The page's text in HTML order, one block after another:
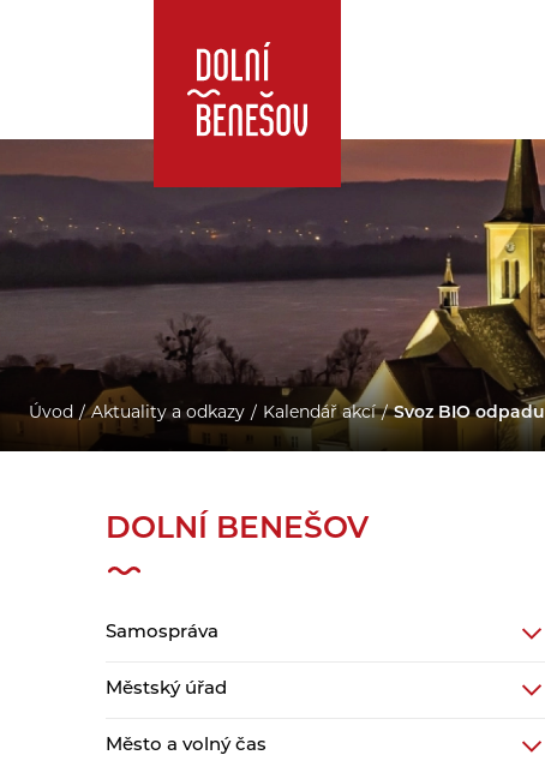
Úvod Aktuality a odkazy Kalendář akcí Svoz BIO odpadu
DOLNÍ BENEŠOV
Samospráva
Městský úřad
Město a volný čas